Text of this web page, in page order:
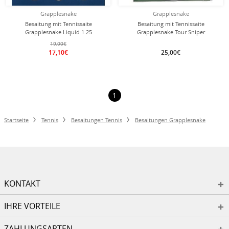
Grapplesnake
Besaitung mit Tennissaite
Grapplesnake Liquid 1.25
(Haltbarkeit+Touch) silber
19,00€
17,10€
Grapplesnake
Besaitung mit Tennissaite
Grapplesnake Tour Sniper
25,00€
1
Startseite Tennis Besaitungen Tennis Besaitungen Grapplesnake
KONTAKT
IHRE VORTEILE